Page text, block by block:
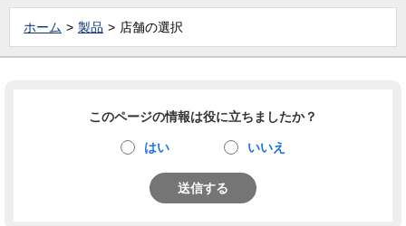
ホーム 製品 店舗の選択
このページの情報は役に立ちましたか？
はい いいえ
送信する